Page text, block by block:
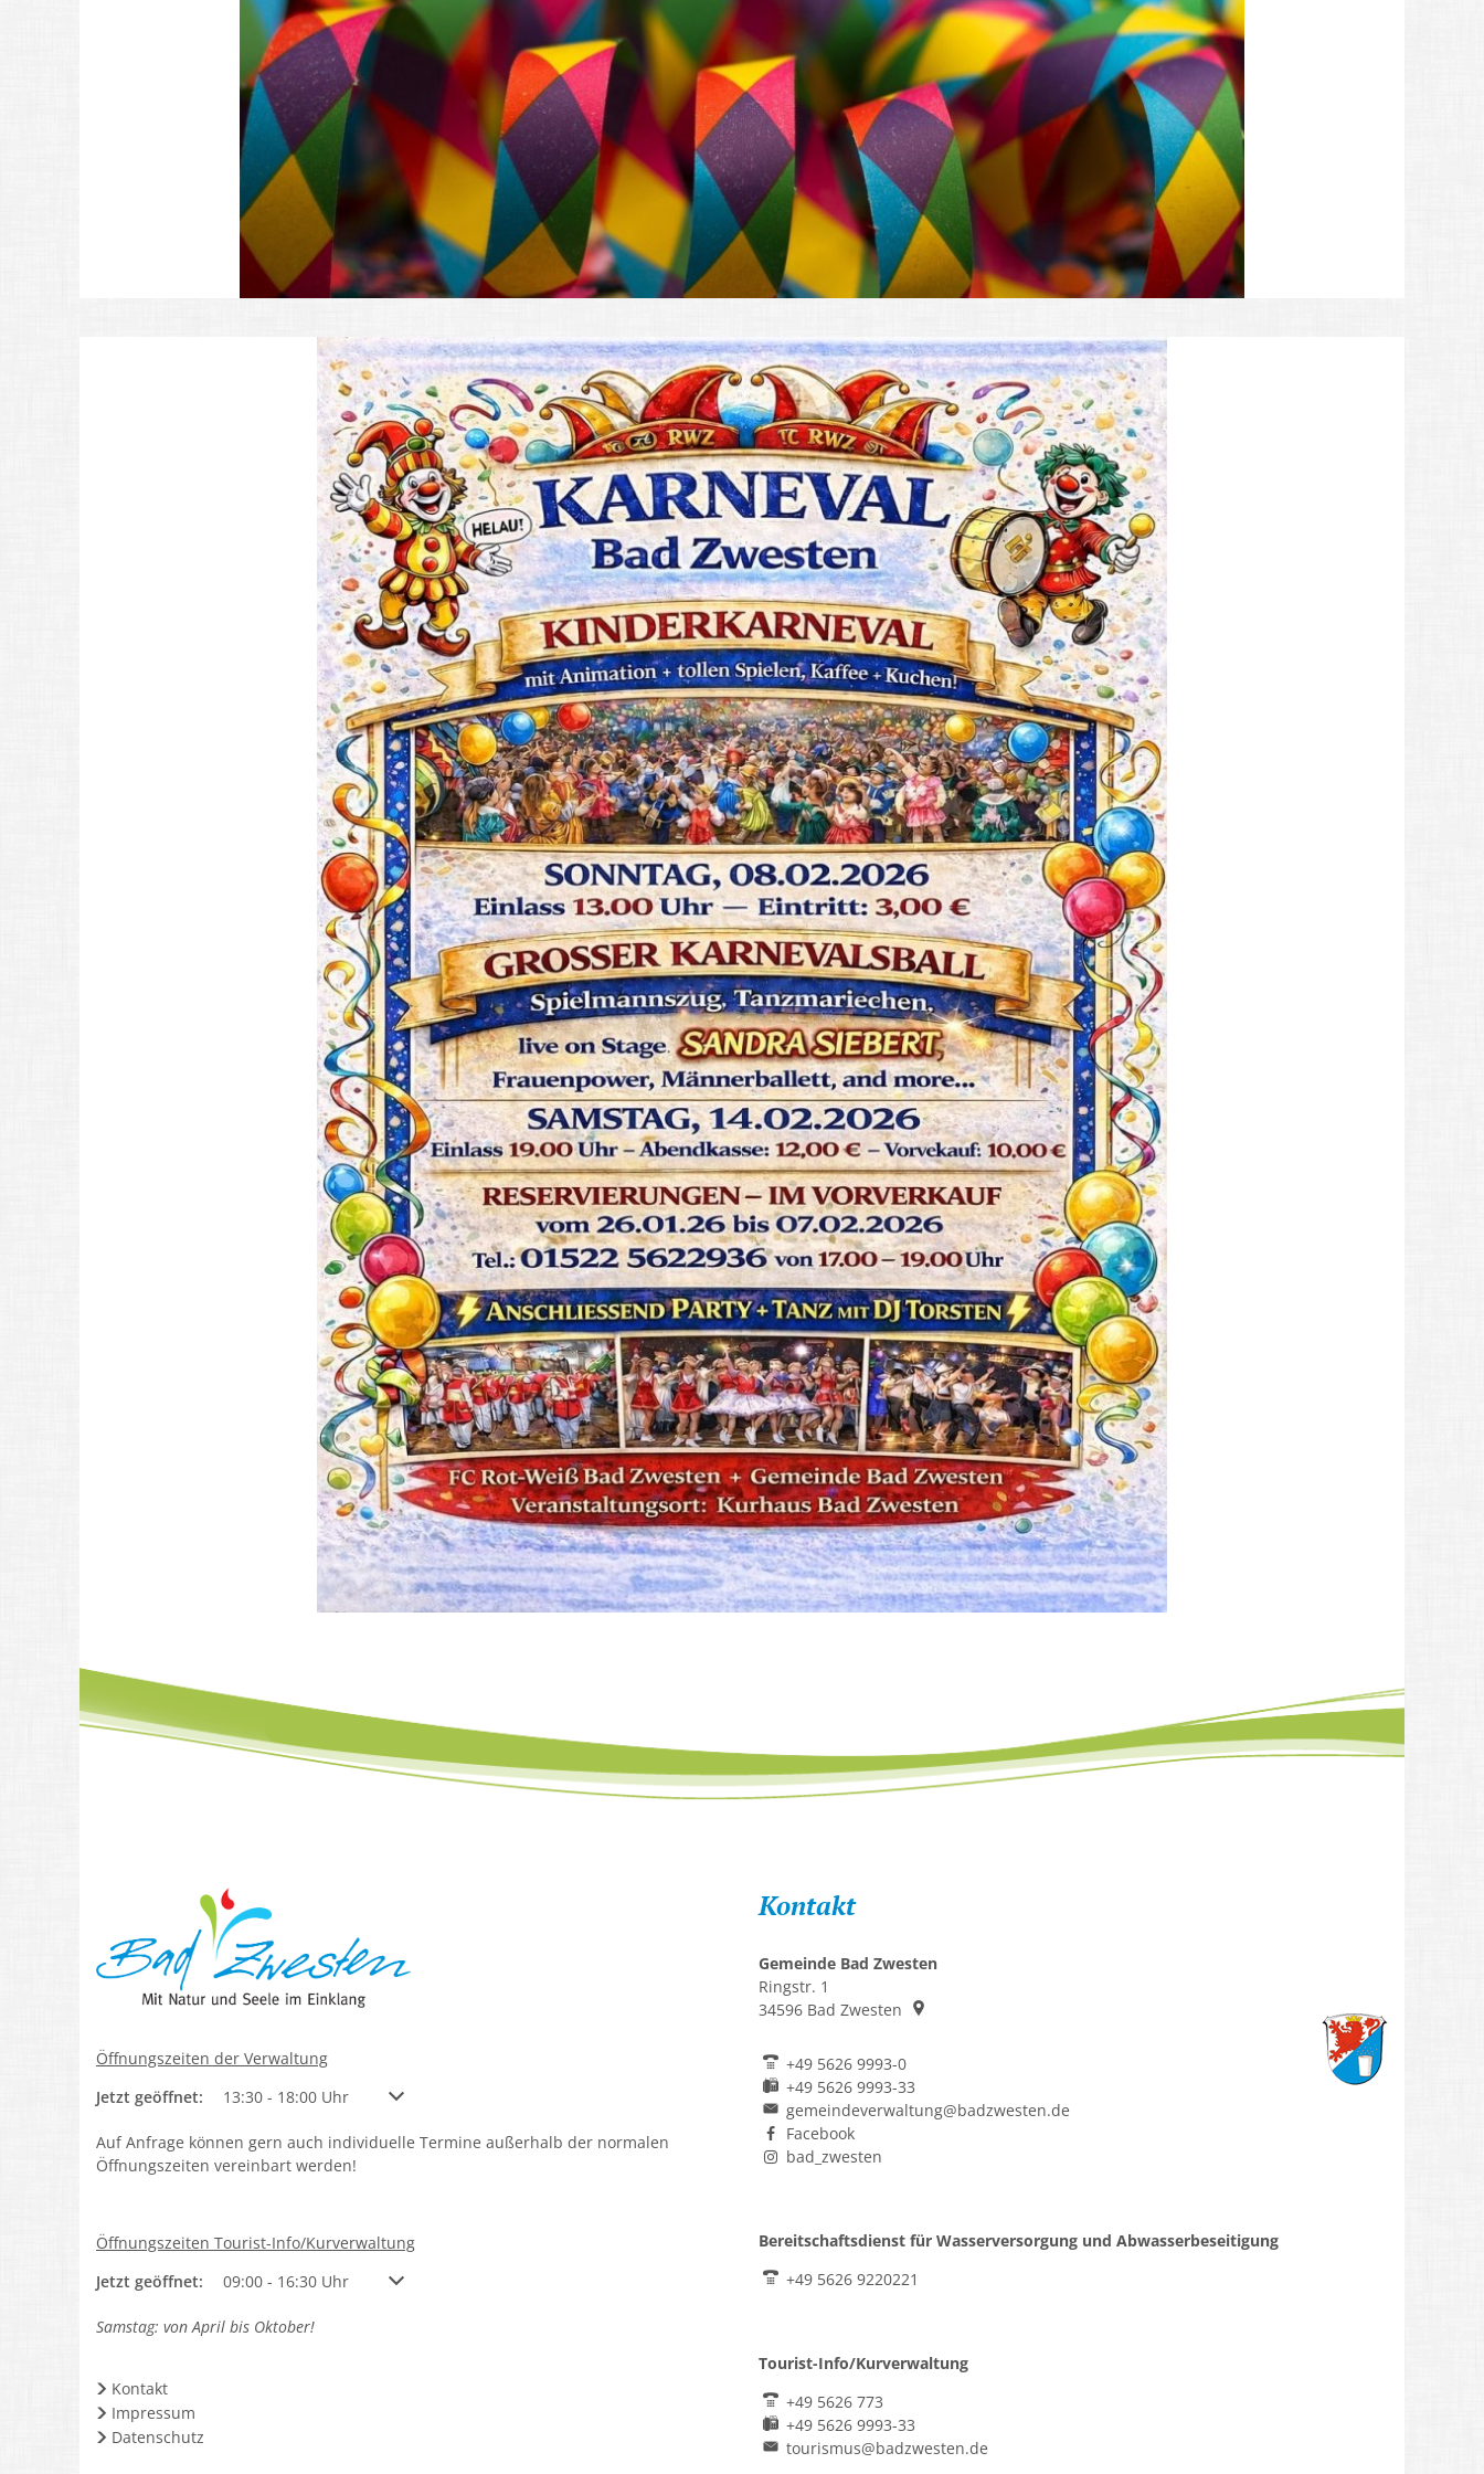
Kindergärten, Tagesmütter
Kirchen
Kleiderkammer "Aus 2ter Hand"
Schulen
Seniorenarbeit, Gemeindepflegerin
Umwelt
Vereine
Vorteile für Ehrenamts-Card Inhaber
Wichtige Rufnummern
Öffnungszeiten der Verwaltung
Klicken, um weitere Öffnungs- oder Schließzeiten auszublenden
Jetzt geöffnet: 13:30 - 18:00 Uhr Von 13:30 bis 18:00 Uhr
Auf Anfrage können gern auch individuelle Termine außerhalb der normalen
Öffnungszeiten vereinbart werden!
Öffnungszeiten Tourist-Info/Kurverwaltung
Klicken, um weitere Öffnungs- oder Schließzeiten auszublenden
Jetzt geöffnet: 09:00 - 16:30 Uhr Von 09:00 bis 16:30 Uhr
Samstag: von April bis Oktober!
Kontakt
Impressum
Datenschutz
Kontakt
Gemeinde Bad Zwesten
Ringstr. 1
34596 Bad Zwesten
+49 5626 9993-0
+49 5626 9993-33
gemeindeverwaltung@badzwesten.de
Facebook
bad_zwesten
Bereitschaftsdienst für Wasserversorgung und Abwasserbeseitigung
+49 5626 9220221
Tourist-Info/Kurverwaltung
+49 5626 773
+49 5626 9993-33
tourismus@badzwesten.de